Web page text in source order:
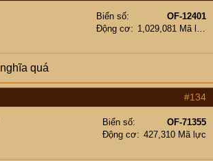
Biển số
OF-12401
Động cơ
1,029,081 Mã lực
quá
#134
Biển số
OF-71355
Động cơ
427,310 Mã lực